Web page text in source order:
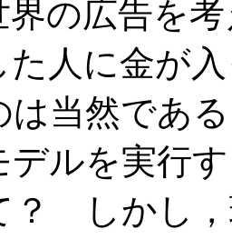
の広告を
た人に金が
は当然であ
デルを実行
？ しかし，